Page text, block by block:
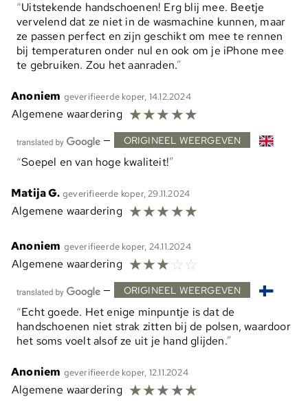
Uitstekende handschoenen! Erg blij mee. Beetje
vervelend dat ze niet in de wasmachine kunnen, maar
ze passen perfect en zijn geschikt om mee te rennen
bij temperaturen onder nul en ook om je iPhone mee
te gebruiken. Zou het aanraden.
Anoniem geverifieerde koper, 14.12.2024
Algemene waardering ☆☆☆☆☆
— ORIGINEEL WEERGEVEN
Soepel en van hoge kwaliteit!
Matija G. geverifieerde koper, 29.11.2024
Algemene waardering ☆☆☆☆☆
Anoniem geverifieerde koper, 24.11.2024
Algemene waardering ☆☆☆☆ ☆
— ORIGINEEL WEERGEVEN
Echt goede. Het enige minpuntje is dat de
handschoenen niet strak zitten bij de polsen, waardoor
het soms voelt alsof ze uit je hand glijden.
Anoniem geverifieerde koper, 12.11.2024
Algemene waardering ☆☆☆☆☆